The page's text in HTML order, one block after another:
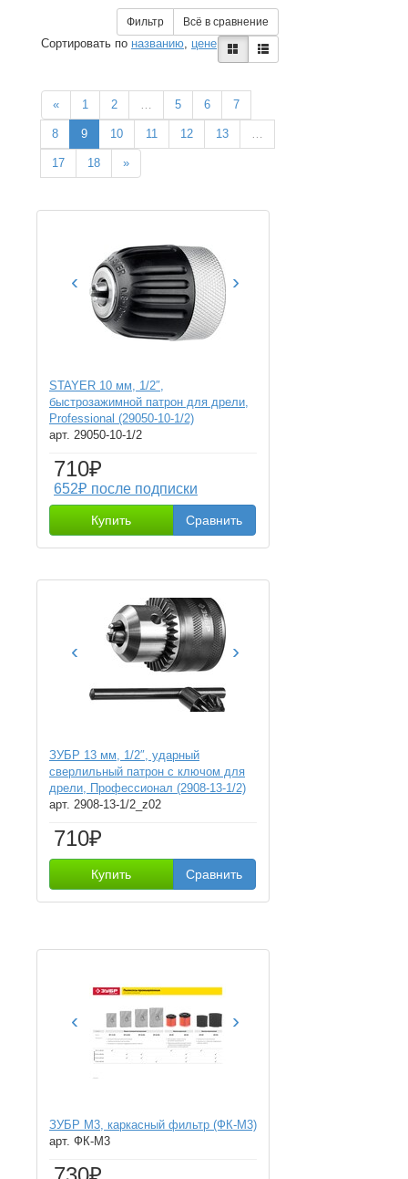
Фильтр Всё в сравнение
Сортировать по названию, цене
« 1 2 … 5 6 7
8 9 10 11 12 13 …
17 18 »
‹ ›
STAYER 10 мм, 1/2″,
быстрозажимной патрон для дрели,
Professional (29050-10-1/2)
арт. 29050-10-1/2
710₽
652₽ после подписки
Купить Сравнить
‹ ›
ЗУБР 13 мм, 1/2″, ударный
сверлильный патрон с ключом для
дрели, Профессионал (2908-13-1/2)
арт. 2908-13-1/2_z02
710₽
Купить Сравнить
‹ ›
ЗУБР М3, каркасный фильтр (ФК-М3)
арт. ФК-М3